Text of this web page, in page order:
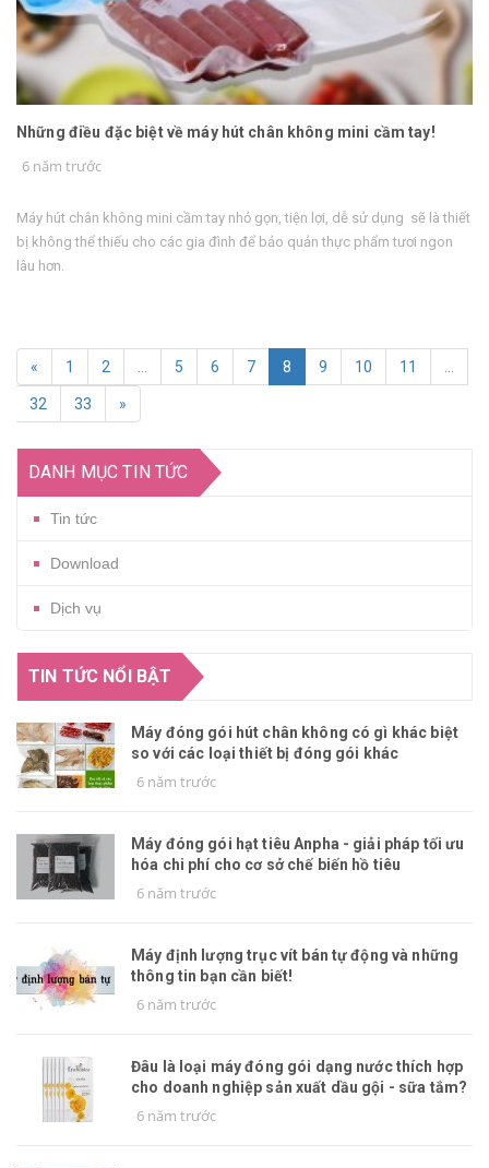
Những điều đặc biệt về máy hút chân không mini cầm tay!
6 năm trước
Máy hút chân không mini cầm tay nhỏ gọn, tiện lợi, dễ sử dụng sẽ là thiết
bị không thể thiếu cho các gia đình để bảo quản thực phẩm tươi ngon
lâu hơn.
« 1 2 ... 5 6 7 8 9 10 11 ...
32 33 »
DANH MỤC TIN TỨC
Tin tức
Download
Dịch vụ
TIN TỨC NỔI BẬT
Máy đóng gói hút chân không có gì khác biệt
so với các loại thiết bị đóng gói khác
6 năm trước
Máy đóng gói hạt tiêu Anpha - giải pháp tối ưu
hóa chi phí cho cơ sở chế biến hồ tiêu
6 năm trước
Máy định lượng trục vít bán tự động và những
thông tin bạn cần biết!
6 năm trước
Đâu là loại máy đóng gói dạng nước thích hợp
cho doanh nghiệp sản xuất dầu gội - sữa tắm?
6 năm trước